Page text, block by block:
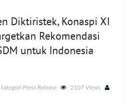
Diktiristek, Konaspi XI
Rekomendasi
untuk Indonesia
kategori Press Release
2107 Views